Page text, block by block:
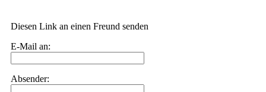
Diesen Link an einen Freund senden
E-Mail an:
Absender: